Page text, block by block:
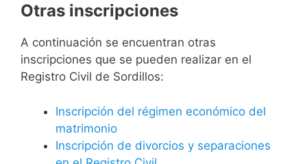
Otras inscripciones
A continuación se encuentran otras
inscripciones que se pueden realizar en el
Registro Civil de Sordillos:
Inscripción del régimen económico del
matrimonio
Inscripción de divorcios y separaciones